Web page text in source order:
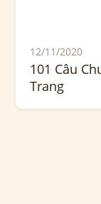
12/11/2020
101 Câu
Trang